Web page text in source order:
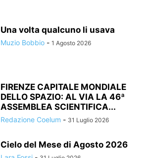
Una volta qualcuno li usava
Muzio Bobbio - 1 Agosto 2026
FIRENZE CAPITALE MONDIALE
DELLO SPAZIO: AL VIA LA 46ª
ASSEMBLEA SCIENTIFICA...
Redazione Coelum - 31 Luglio 2026
Cielo del Mese di Agosto 2026